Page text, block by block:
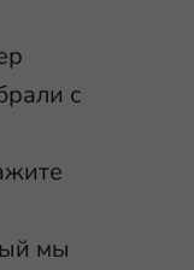
с
мы